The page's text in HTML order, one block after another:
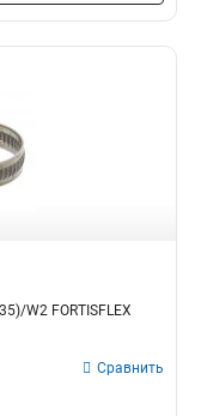
W2 FORTISFLEX
Сравнить